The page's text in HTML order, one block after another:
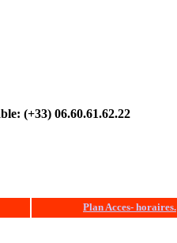
(+33) 06.60.61.62.22
Plan Acces- horaires.